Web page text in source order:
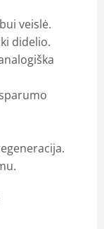
veislė.
didelio.